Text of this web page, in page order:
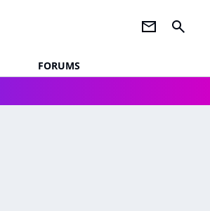
newsletter search
FORUMS